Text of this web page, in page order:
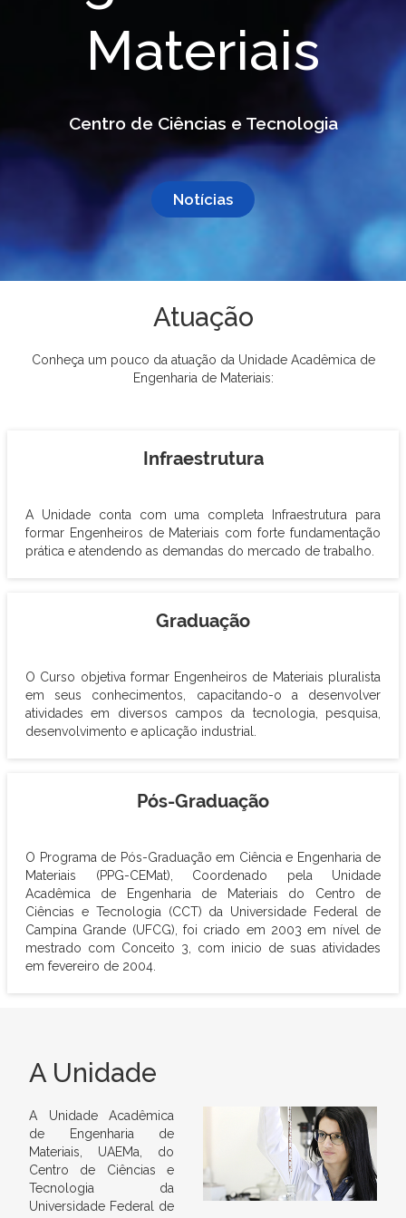
Materiais
Centro de Ciências e Tecnologia
Notícias
Atuação
Conheça um pouco da atuação da Unidade Acadêmica de
Engenharia de Materiais:
Infraestrutura
A Unidade conta com uma completa Infraestrutura para
formar Engenheiros de Materiais com forte fundamentação
prática e atendendo as demandas do mercado de trabalho.
Graduação
O Curso objetiva formar Engenheiros de Materiais pluralista
em seus conhecimentos, capacitando-o a desenvolver
atividades em diversos campos da tecnologia, pesquisa,
desenvolvimento e aplicação industrial.
Pós-Graduação
O Programa de Pós-Graduação em Ciência e Engenharia de
Materiais (PPG-CEMat), Coordenado pela Unidade
Acadêmica de Engenharia de Materiais do Centro de
Ciências e Tecnologia (CCT) da Universidade Federal de
Campina Grande (UFCG), foi criado em 2003 em nível de
mestrado com Conceito 3, com inicio de suas atividades
em fevereiro de 2004.
A Unidade
A Unidade Acadêmica
de Engenharia de
Materiais, UAEMa, do
Centro de Ciências e
Tecnologia da
Universidade Federal de